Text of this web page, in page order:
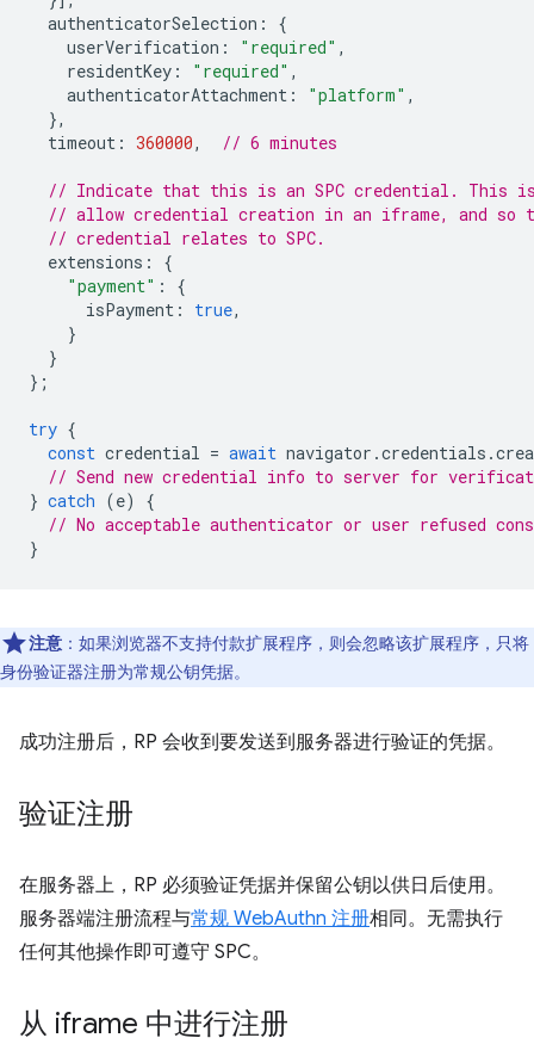
authenticatorSelection :
{
userVerification : "required" ,
residentKey : "required" ,
authenticatorAttachment : "platform" ,
},
timeout : 360000, // 6 minutes
// Indicate that this is an SPC credential. This
// allow credential creation in an iframe, and so
// credential relates to SPC.
extensions :
{
"payment" :
{
isPayment : true,
}
}
};
try {
const credential = await navigator .credentials .
// Send new credential info to server for
} catch (e)
{
// No acceptable authenticator or user refused
}
注意 ：如果浏览器不支持付款扩展程序，则会忽略该扩展程序，只将
身份验证器注册为常规公钥凭据。
成功注册后，RP 会收到要发送到服务器进行验证的凭据。
验证注册
在服务器上，RP 必须验证凭据并保留公钥以供日后使用。
服务器端注册流程与常规 WebAuthn 注册相同。无需执行
任何其他操作即可遵守 SPC。
从 iframe 中进行注册